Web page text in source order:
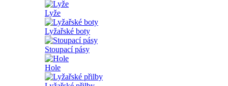
Lyže
Lyžařské boty
Stoupací pásy
Hole